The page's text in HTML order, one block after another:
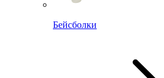
Бейсболки